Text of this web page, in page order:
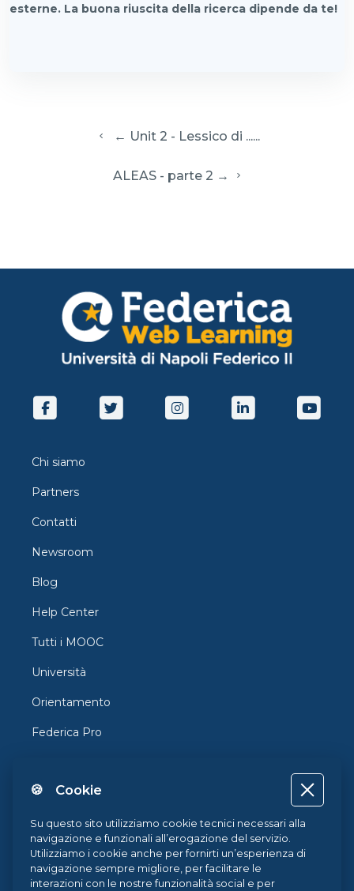
esterne. La buona riuscita della ricerca dipende da te!
  ← Unit 2 - Lessico di ......
ALEAS - parte 2 →
Chi siamo
Partners
Contatti
Newsroom
Blog
Help Center
Tutti i MOOC
Università
Orientamento
Federica Pro
Federica Coursera
Accessibilità
Privacy
Termini e Condizioni
🍪 Cookie
Su questo sito utilizziamo cookie tecnici necessari alla
navigazione e funzionali all’erogazione del servizio.
Utilizziamo i cookie anche per fornirti un’esperienza di
navigazione sempre migliore, per facilitare le
interazioni con le nostre funzionalità social e per